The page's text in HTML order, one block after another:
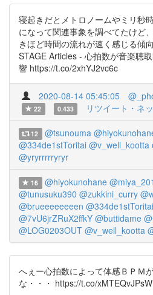
寝起きだとメトロノームやミリ秒
になって関連事象を調べてたけど
きほど時間の流れが速く感じる傾
STAGE Articles - 心拍数が音楽聴
響 https://t.co/2xhYJ2vc6c
2020-08-14 05:45:05
22
0.433 リツイート・ネ
12 @tsunouma
@334de1stToritai @v_well_kootta
@yryrrrrryryr
16 @hiyokunohane
@tunusuku390 @zukkini_curry
@brueeeeeeeen @334de1stToritai
@7vU6jrZRuX2ffkY @buttidame
@LOG0203OUT @v_well_kootta
へぇー心拍数によって体感ＢＰＭ
な・・・ https://t.co/xMTEQvJPsW